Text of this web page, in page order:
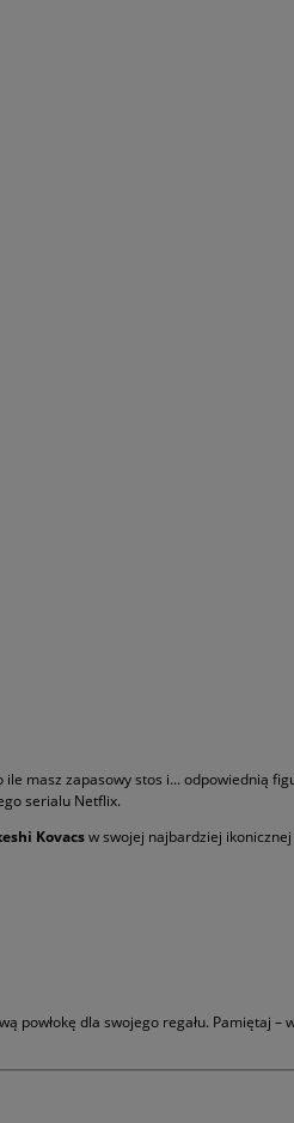
masz zapasowy stos i... odpowiednią
serialu Netflix.
Kovacsw swojej najbardziej
powłokę dla swojego regału. Pamiętaj